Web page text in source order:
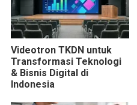
Videotron TKDN untuk
Transformasi Teknologi
& Bisnis Digital di
Indonesia